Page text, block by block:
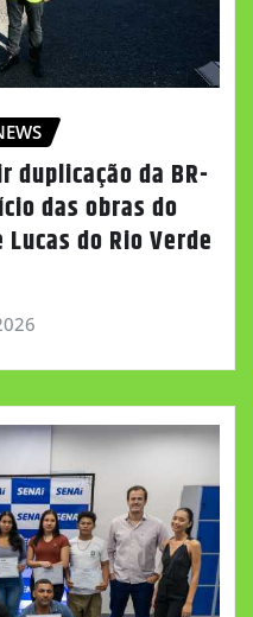
duplicação da BR-
das obras do
do Rio Verde